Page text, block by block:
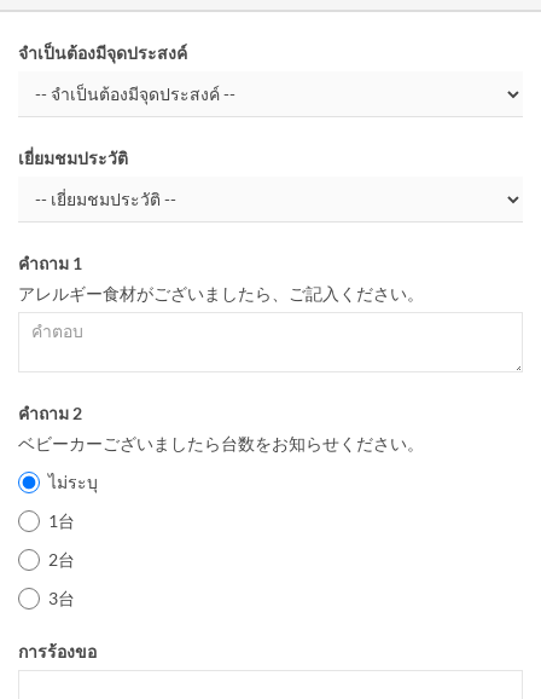
จำเป็นต้องมีจุดประสงค์
เยี่ยมชมประวัติ
คำถาม 1
アレルギー食材がございましたら、ご記入ください。
คำถาม 2
ベビーカーございましたら台数をお知らせください。
ไม่ระบุ
1台
2台
3台
การร้องขอ